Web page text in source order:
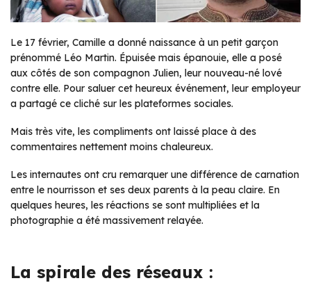
Le 17 février, Camille a donné naissance à un petit garçon
prénommé Léo Martin. Épuisée mais épanouie, elle a posé
aux côtés de son compagnon Julien, leur nouveau-né lové
contre elle. Pour saluer cet heureux événement, leur employeur
a partagé ce cliché sur les plateformes sociales.
Mais très vite, les compliments ont laissé place à des
commentaires nettement moins chaleureux.
Les internautes ont cru remarquer une différence de carnation
entre le nourrisson et ses deux parents à la peau claire. En
quelques heures, les réactions se sont multipliées et la
photographie a été massivement relayée.
La spirale des réseaux :